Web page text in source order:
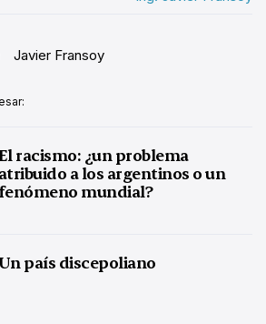
Javier Fransoy
racismo: ¿un problema
a los argentinos o un
mundial?
Un país discepoliano